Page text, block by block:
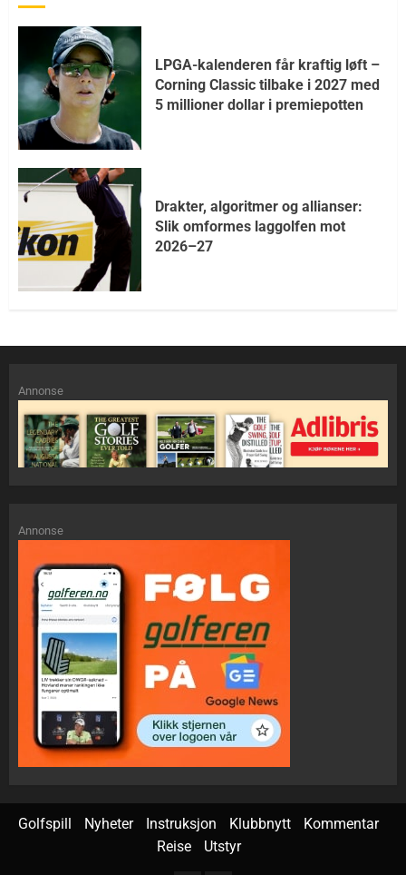
LPGA-kalenderen får kraftig løft –
Corning Classic tilbake i 2027 med
5 millioner dollar i premiepotten
Drakter, algoritmer og allianser:
Slik omformes laggolfen mot
2026–27
Annonse
Annonse
Golfspill Nyheter Instruksjon Klubbnytt
Kommentar
Reise
Utstyr